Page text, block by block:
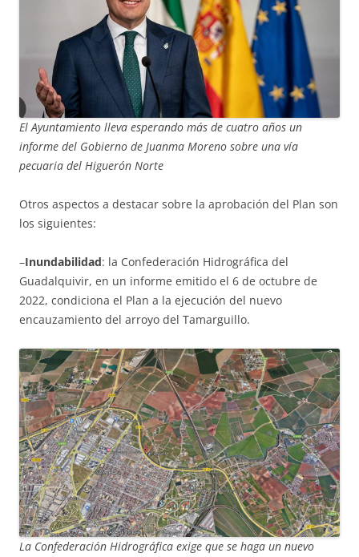
El Ayuntamiento lleva esperando más de cuatro años un
informe del Gobierno de Juanma Moreno sobre una vía
pecuaria del Higuerón Norte
Otros aspectos a destacar sobre la aprobación del Plan son
los siguientes:
–Inundabilidad: la Confederación Hidrográfica del
Guadalquivir, en un informe emitido el 6 de octubre de
2022, condiciona el Plan a la ejecución del nuevo
encauzamiento del arroyo del Tamarguillo.
La Confederación Hidrográfica exige que se haga un nuevo